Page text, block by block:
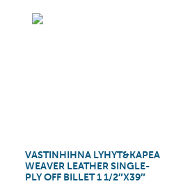
VASTINHIHNA LYHYT&KAPEA
WEAVER LEATHER SINGLE-
PLY OFF BILLET 1 1/2″X39″